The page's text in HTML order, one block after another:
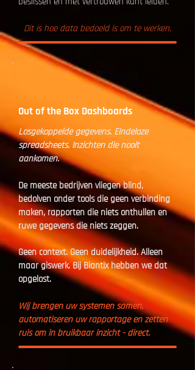
Dit is hoe data bedoeld is om te werken.
Out of the Box Dashboards
Losgekoppelde gegevens. Eindeloze
spreadsheets. Inzichten die nooit
aankomen.
De meeste bedrijven vliegen blind,
bedolven onder tools die geen verbinding
maken, rapporten die niets onthullen en
ruwe gegevens die niets zeggen.
Geen context. Geen duidelijkheid. Alleen
maar giswerk. Bij Biantix hebben we dat
opgelost.
Wij brengen uw systemen samen,
automatiseren uw rapportage en zetten
ruis om in bruikbaar inzicht - direct.